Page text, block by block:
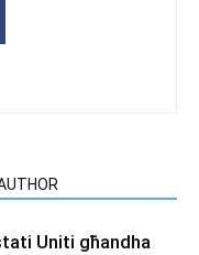
Uniti għandha